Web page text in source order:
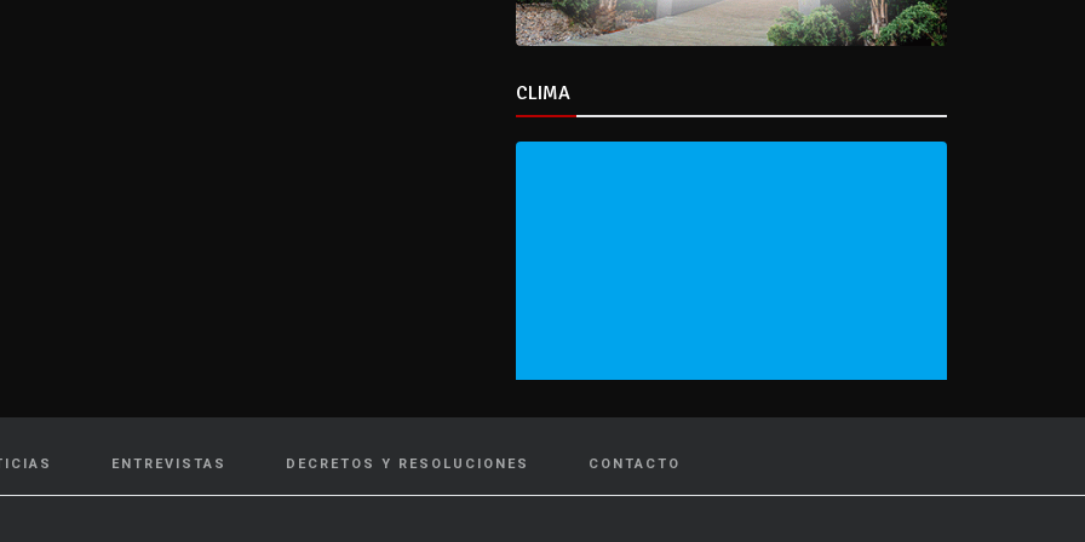
CLIMA
ENTREVISTAS DECRETOS Y RESOLUCIONES CONTACTO